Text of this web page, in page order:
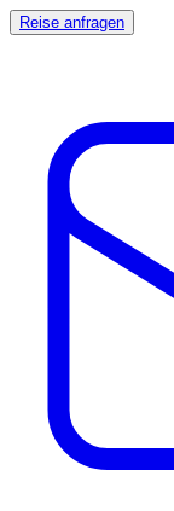
Reise anfragen